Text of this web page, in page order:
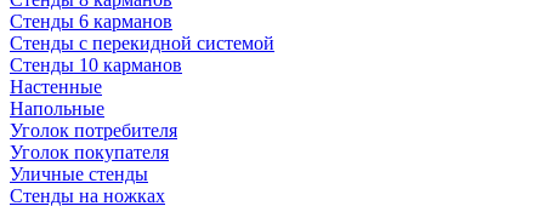
Стенды 6 карманов
Стенды с перекидной системой
Стенды 10 карманов
Настенные
Напольные
Уголок потребителя
Уголок покупателя
Уличные стенды
Стенды на ножках